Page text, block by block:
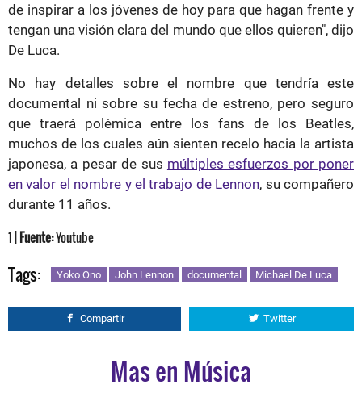
de inspirar a los jóvenes de hoy para que hagan frente y
tengan una visión clara del mundo que ellos quieren", dijo
De Luca.
No hay detalles sobre el nombre que tendría este
documental ni sobre su fecha de estreno, pero seguro
que traerá polémica entre los fans de los Beatles,
muchos de los cuales aún sienten recelo hacia la artista
japonesa, a pesar de sus múltiples esfuerzos por poner
en valor el nombre y el trabajo de Lennon, su compañero
durante 11 años.
1 | Fuente:Youtube
Tags: Yoko Ono John Lennon documental Michael De Luca
Compartir Twitter
Mas en Música